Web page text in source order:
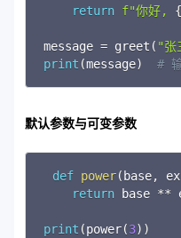
return
f"你好, {
message = greet ( "张
print (message) #
默认参数与可变参数
def power( base,
return base **
print (power(3) )